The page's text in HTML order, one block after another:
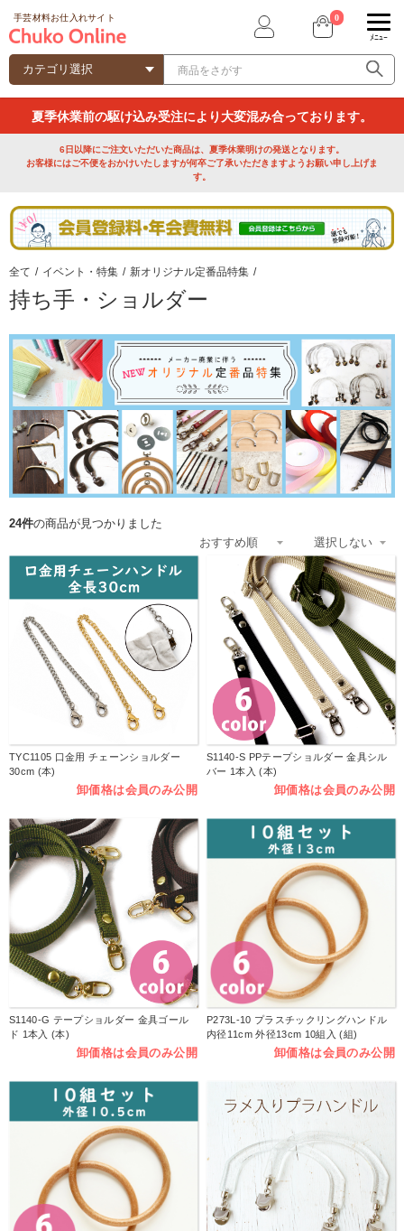
手芸材料お仕入れサイト 0
ﾒﾆｭｰ
夏季休業前の駆け込み受注により大変混み合っております。
6日以降にご注文いただいた商品は、夏季休業明けの発送となります。
お客様にはご不便をおかけいたしますが何卒ご了承いただきますようお願い申し上げま
す。
全て / イベント・特集 / 新オリジナル定番品特集 /
持ち手・ショルダー
24件の商品が見つかりました
TYC1105 口金用 チェーンショルダー
30cm (本)
卸価格は会員のみ公開
S1140-S PPテープショルダー 金具シル
バー 1本入 (本)
卸価格は会員のみ公開
S1140-G テープショルダー 金具ゴール
ド 1本入 (本)
卸価格は会員のみ公開
P273L-10 プラスチックリングハンドル
内径11cm 外径13cm 10組入 (組)
卸価格は会員のみ公開